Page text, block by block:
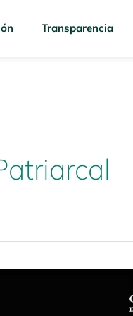
Transparencia